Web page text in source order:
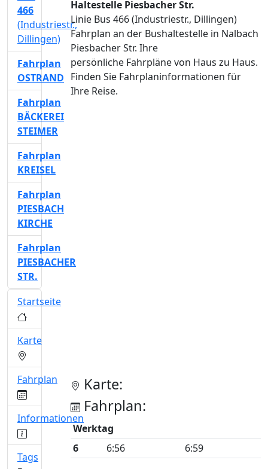
Haltestelle Piesbacher Str.
Linie Bus 466 (Industriestr., Dillingen)
Fahrplan an der Bushaltestelle in Nalbach
Piesbacher Str. Ihre
persönliche Fahrpläne von Haus zu Haus.
Finden Sie Fahrplaninformationen für
Ihre Reise.
Karte:
Fahrplan:
Werktag
6
6:56 6:59
466
(Industriestr.,
Dillingen)
Fahrplan
OSTRAND
Fahrplan
BÄCKEREI
STEIMER
Fahrplan
KREISEL
Fahrplan
PIESBACH
KIRCHE
Fahrplan
PIESBACHER
STR.
Startseite
Karte
Fahrplan
Informationen
Tags